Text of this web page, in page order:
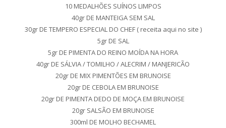
10 MEDALHÕES SUÍNOS LIMPOS
40gr DE MANTEIGA SEM SAL
30gr DE TEMPERO ESPECIAL DO CHEF ( receita aqui no site )
5gr DE SAL
5gr DE PIMENTA DO REINO MOÍDA NA HORA
40gr DE SÁLVIA / TOMILHO / ALECRIM / MANJERICÃO
20gr DE MIX PIMENTÕES EM BRUNOISE
20gr DE CEBOLA EM BRUNOISE
20gr DE PIMENTA DEDO DE MOÇA EM BRUNOISE
20gr SALSÃO EM BRUNOISE
300ml DE MOLHO BECHAMEL